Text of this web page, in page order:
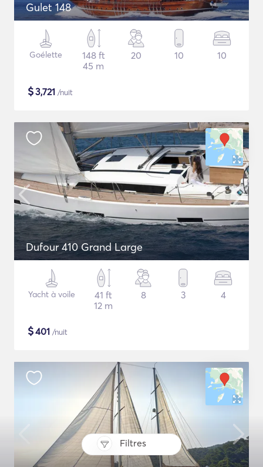
Filtres
Gulet 148
Goélette
148 ft
45 m
20 10 10
$3,721 /nuit
Dufour 410 Grand Large
Yacht à voile
41 ft
12 m
8 3 4
$401 /nuit